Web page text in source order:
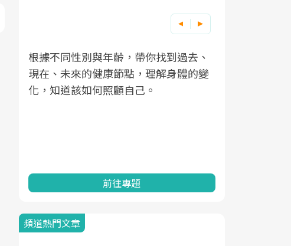
根據不同性別與年齡，帶你找到過去、
現在、未來的健康節點，理解身體的變
化，知道該如何照顧自己。
前往專題
頻道熱門文章